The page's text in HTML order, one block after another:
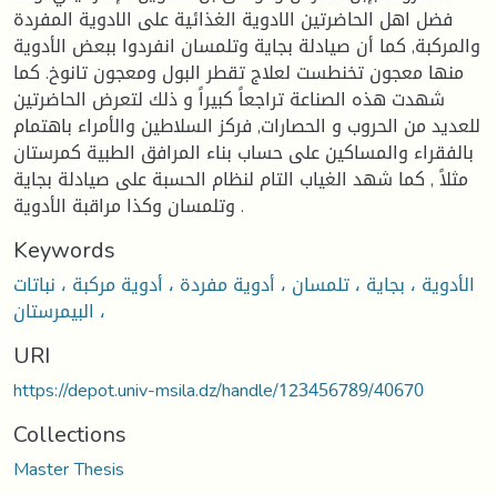
فضل اهل الحاضرتين الادوية الغذائية على الادوية المفردة
والمركبة, كما أن صيادلة بجاية وتلمسان انفردوا ببعض الأدوية
منها معجون تخنطست لعلاج تقطر البول ومعجون تانوخ. كما
شهدت هذه الصناعة تراجعاً كبيراً و ذلك لتعرض الحاضرتين
للعديد من الحروب و الحصارات, فركز السلاطين والأمراء باهتمام
بالفقراء والمساكين على حساب بناء المرافق الطبية كمرستان
مثلاً , كما شهد الغياب التام لنظام الحسبة على صيادلة بجاية
وتلمسان وكذا مراقبة الأدوية .
Keywords
الأدوية ، بجاية ، تلمسان ، أدوية مفردة ، أدوية مركبة ، نباتات
، البيمرستان
URI
https://depot.univ-msila.dz/handle/123456789/40670
Collections
Master Thesis